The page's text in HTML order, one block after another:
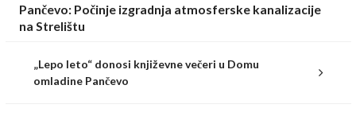
Pančevo: Počinje izgradnja atmosferske kanalizacije
na Strelištu
„Lepo leto“ donosi književne večeri u Domu
omladine Pančevo